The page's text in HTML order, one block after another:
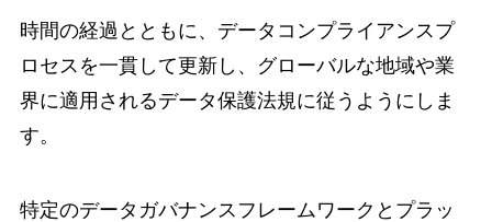
時間の経過とともに、データコンプライアンスプ
ロセスを一貫して更新し、グローバルな地域や業
界に適用されるデータ保護法規に従うようにしま
す。
特定のデータガバナンスフレームワークとプラッ